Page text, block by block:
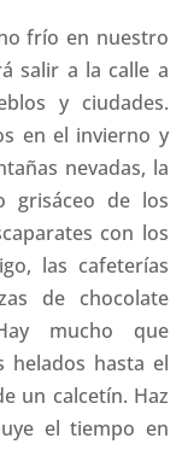
frío en nuestro
salir a la calle a
y ciudades.
en el invierno y
nevadas, la
grisáceo de los
con los
las cafeterías
de chocolate
mucho que
helados hasta el
un calcetín. Haz
el tiempo en